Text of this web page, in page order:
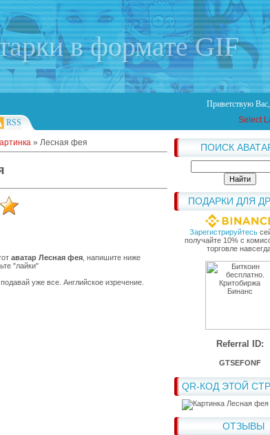
в формате GIF
Приветствую Вас,
RSS Select
ПОИСК
ПОДАРКИ ДЛЯ
Зарегистрируйтесь
получайте 10% с
торговле
Referral ID:
GTSEFONF
QR-КОД ЭТОЙ
ОТЗЫВЫ
» Лесная фея
аватар Лесная фея , напишите ниже
"лайки"
уже все. Английское изречение.